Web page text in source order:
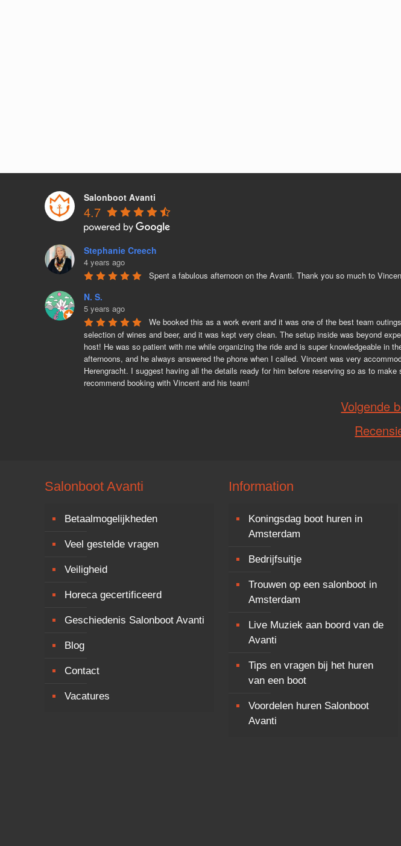
Salonboot Avanti
4.7
Stephanie Creech
4 years ago
Spent a fabulous afternoon on the Avanti. Thank you so much to
N. S.
5 years ago
We booked this as a work event and it was one of the best team
selection of wines and beer, and it was kept very clean. The setup inside was beyond
host! He was so patient with me while organizing the ride and is super knowledgeable
afternoons, and he always answered the phone when I called. Vincent was very
Herengracht. I suggest having all the details ready for him before reserving so as to
recommend booking with Vincent and his team!
Volgende
Salonboot Avanti
Betaalmogelijkheden
Veel gestelde vragen
Veiligheid
Horeca gecertificeerd
Geschiedenis Salonboot Avanti
Blog
Contact
Vacatures
Information
Koningsdag boot huren in
Amsterdam
Bedrijfsuitje
Trouwen op een salonboot in
Amsterdam
Live Muziek aan boord van de
Avanti
Tips en vragen bij het huren
van een boot
Voordelen huren Salonboot
Avanti